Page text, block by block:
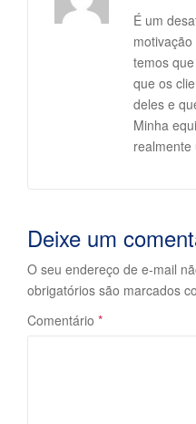
É um
temos
que os
deles e
Minha
realmente
Deixe um
O seu endereço de e-mail
obrigatórios são marcados
Comentário *